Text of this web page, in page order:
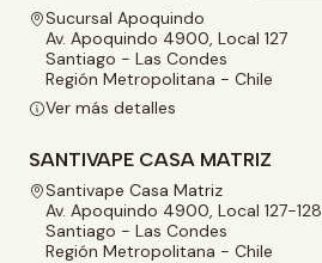
Sucursal Apoquindo
Av. Apoquindo 4900, Local 127
Santiago - Las Condes
Región Metropolitana - Chile
Ver más detalles
SANTIVAPE CASA MATRIZ
Santivape Casa Matriz
Av. Apoquindo 4900, Local 127-128
Santiago - Las Condes
Región Metropolitana - Chile